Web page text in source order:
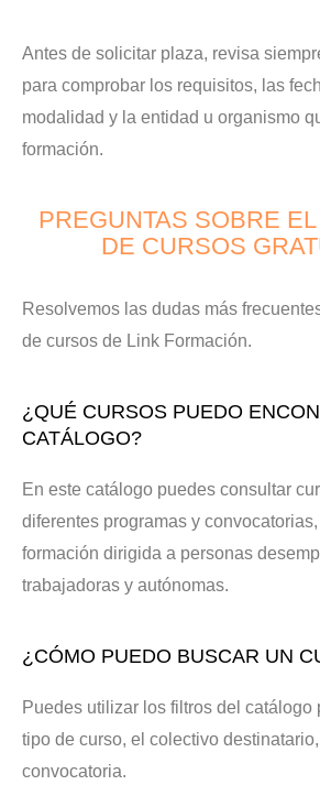
Antes de solicitar plaza, revisa
para comprobar los requisitos, las
modalidad y la entidad u organismo
formación.
PREGUNTAS SOBRE
DE CURSOS
Resolvemos las dudas más
de cursos de Link Formación.
¿QUÉ CURSOS PUEDO
CATÁLOGO?
En este catálogo puedes consultar
diferentes programas y
formación dirigida a personas
trabajadoras y autónomas.
¿CÓMO PUEDO BUSCAR UN
Puedes utilizar los filtros del catálogo
tipo de curso, el colectivo
convocatoria.